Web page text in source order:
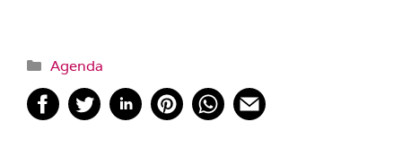
Categorías
Agenda